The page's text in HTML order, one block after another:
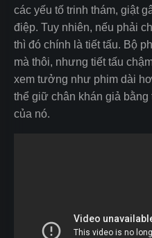
các yếu tố trinh thám, giật
điệp. Tuy nhiên, nếu phải
thì đó chính là tiết tấu. Bộ
mà thôi, nhưng tiết tấu
xem tưởng như phim dài
thể giữ chân khán giả
của nó.